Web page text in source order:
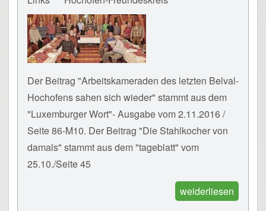
Der Beitrag "Arbeitskameraden des letzten Belval-
Hochofens sahen sich wieder" stammt aus dem
"Luxemburger Wort"- Ausgabe vom 2.11.2016 /
Seite 86-M10. Der Beitrag "Die Stahlkocher von
damals" stammt aus dem "tageblatt" vom
25.10./Seite 45
weiderliesen